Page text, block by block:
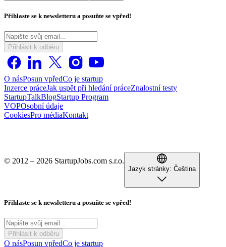
Přihlaste se k newsletteru a posuňte se vpřed!
Přihlásit k odběru
O násPosun vpředCo je startup
Inzerce práceJak uspět při hledání práceZnalostní testy
StartupTalkBlogStartup Program
VOPOsobní údaje
CookiesPro médiaKontakt
© 2012 – 2026 StartupJobs.com s.r.o.
Jazyk stránky: Čeština
Přihlaste se k newsletteru a posuňte se vpřed!
Přihlásit k odběru
O násPosun vpředCo je startup